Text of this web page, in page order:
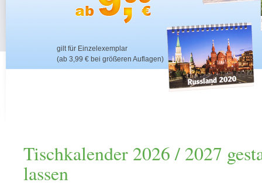
gilt für Einzelexemplar
(ab 3,99 € bei größeren Auflagen)
Tischkalender 2026 / 2027
lassen